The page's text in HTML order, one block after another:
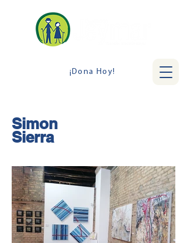
¡Dona Hoy!
Simon
Sierra